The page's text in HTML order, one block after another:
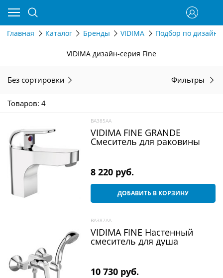
Главная Каталог Бренды VIDIMA Подбор по дизайн-
VIDIMA дизайн-серия Fine
Без сортировки Фильтры
Товаров: 4
BA385AA
VIDIMA FINE GRANDE
Смеситель для раковины
8 220 руб.
ДОБАВИТЬ В КОРЗИНУ
BA387AA
VIDIMA FINE Настенный
смеситель для душа
10 730 руб.